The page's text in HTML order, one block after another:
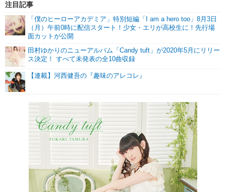
注目記事
「僕のヒーローアカデミア」特別短編「I am a hero too」8月3日
（月）午前0時に配信スタート！少女・エリが高校生に！先行場
面カットが公開
田村ゆかりのニューアルバム「Candy tuft」が2020年5月にリリー
ス決定！ すべて未発表の全10曲収録
【連載】河西健吾の『趣味のアレコレ』